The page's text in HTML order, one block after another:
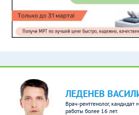
ЛЕДЕНЕВ
Врач-рентгенолог,
работы более 16 лет.